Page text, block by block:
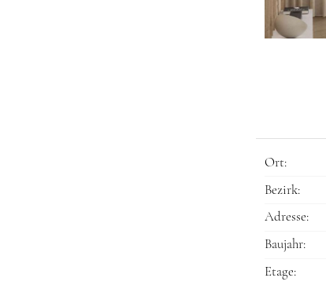
Ort:
Bezirk:
Adresse:
Baujahr:
Etage: